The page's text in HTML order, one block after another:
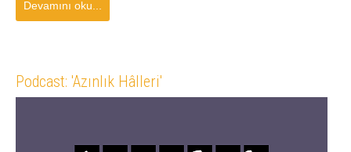
Devamını oku...
Podcast: 'Azınlık Hâlleri'